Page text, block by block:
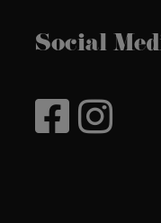
Social